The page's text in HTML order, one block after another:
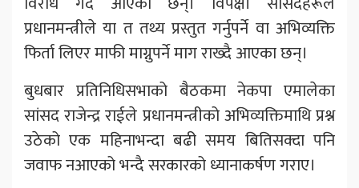
प्रधानमन्त्रीले या त तथ्य प्रस्तुत गर्नुपर्ने वा अभिव्यक्ति
फिर्ता लिएर माफी माग्नुपर्ने माग राख्दै आएका छन्।
बुधबार प्रतिनिधिसभाको बैठकमा नेकपा एमालेका
सांसद राजेन्द्र राईले प्रधानमन्त्रीको अभिव्यक्तिमाथि प्रश्न
उठेको एक महिनाभन्दा बढी समय बितिसक्दा पनि
जवाफ नआएको भन्दै सरकारको ध्यानाकर्षण गराए।